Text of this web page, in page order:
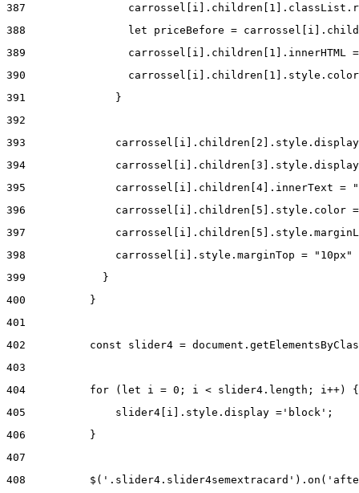
387
388
let priceBefore =
389
carrossel[i].children[1].innerHTML
390
391
              }
392
393
394
395
carrossel[i].children[4].innerText =
396
carrossel[i].children[5].style.color
397
398
              carrossel[i].style.marginTop = "10px"
399
            }
400
          }
401
402
const slider4 =
403
404
for (let i = 0; i < slider4.length; i++)
405
              slider4[i].style.display ='block';
406
          }
407
408